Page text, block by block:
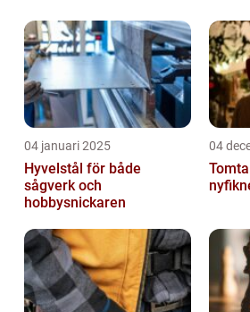
04 januari 2025
Hyvelstål för både
sågverk och
hobbysnickaren
04